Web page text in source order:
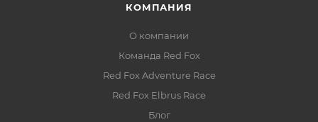
КОМПАНИЯ
О компании
Команда Red Fox
Red Fox Adventure Race
Red Fox Elbrus Race
Блог